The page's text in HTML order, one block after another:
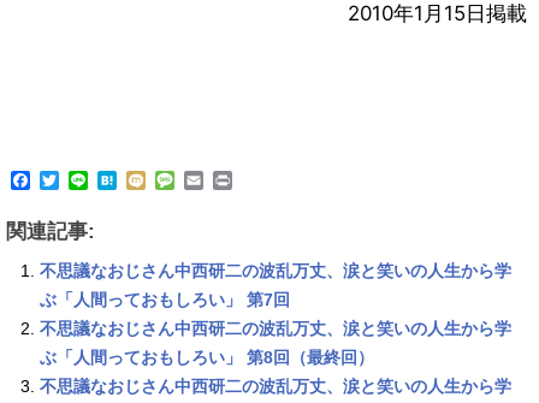
2010年1月15日掲載
F
c
e
o
T
i
t
e
L
e
H
a
M
M
g
e
E
関連記事:
不思議なおじさん中西研二の波乱万丈、涙と笑いの人生から学
ぶ「人間っておもしろい」 第7回
不思議なおじさん中西研二の波乱万丈、涙と笑いの人生から学
ぶ「人間っておもしろい」 第8回（最終回）
不思議なおじさん中西研二の波乱万丈、涙と笑いの人生から学